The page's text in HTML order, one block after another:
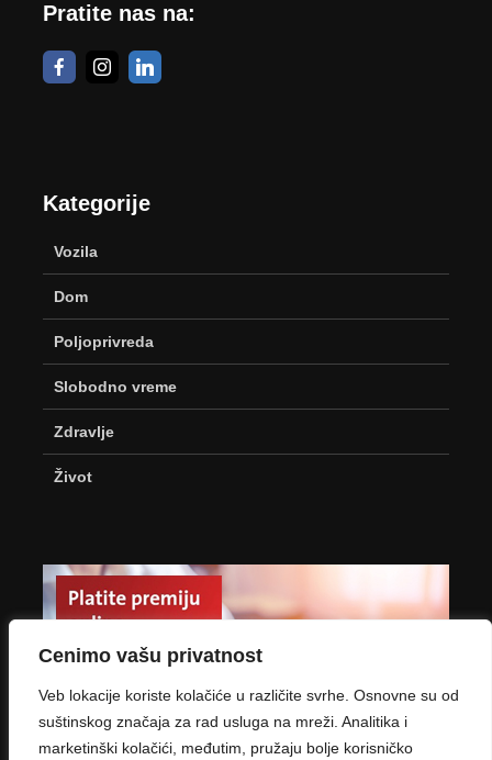
Cenimo vašu privatnost
Veb lokacije koriste kolačiće u različite svrhe. Osnovne su od
suštinskog značaja za rad usluga na mreži. Analitika i
marketinški kolačići, međutim, pružaju bolje korisničko
Pratite nas na:
Kategorije
Vozila
Dom
Poljoprivreda
Slobodno vreme
Zdravlje
Život